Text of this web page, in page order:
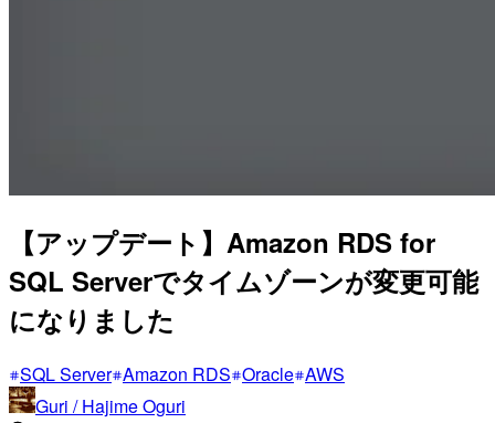
【アップデート】Amazon RDS for
SQL Serverでタイムゾーンが変更可能
になりました
SQL Server Amazon RDS Oracle AWS
Guri / Hajime Oguri